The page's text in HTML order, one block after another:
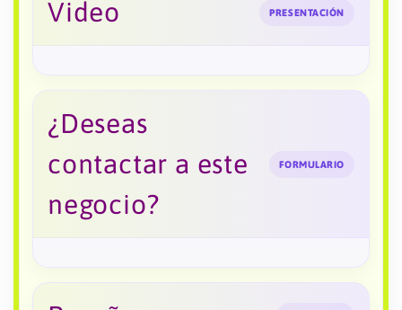
Video PRESENTACIÓN
¿Deseas
contactar a este
negocio?
FORMULARIO